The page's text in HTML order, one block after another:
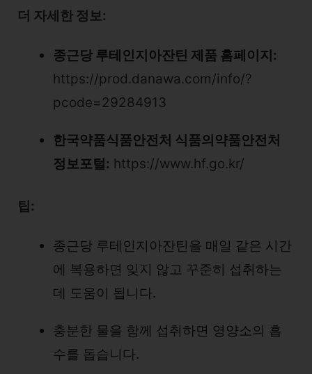
더 자세한 정보:
종근당 루테인지아잔틴 제품 홈페이지:
https://prod.danawa.com/info/?
pcode=29284913
한국약품식품안전처 식품의약품안전처
정보포털: https://www.hf.go.kr/
팁:
종근당 루테인지아잔틴을 매일 같은 시간
에 복용하면 잊지 않고 꾸준히 섭취하는
데 도움이 됩니다.
충분한 물을 함께 섭취하면 영양소의 흡
수를 돕습니다.